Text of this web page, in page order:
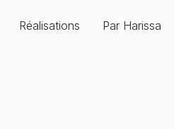
Réalisations Par Harissa